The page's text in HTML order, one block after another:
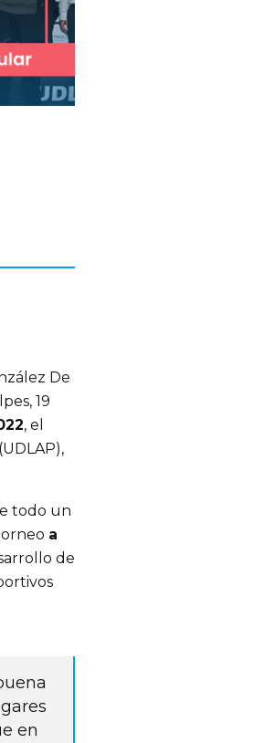
De
19
, el
todo un
a
de
en